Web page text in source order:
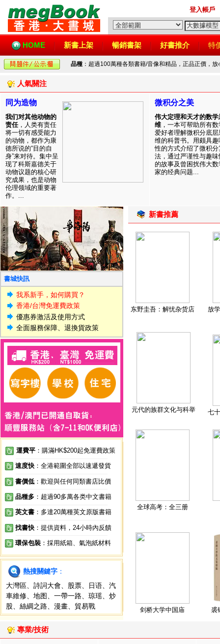
登入帳戶
HOME 新書上架 暢銷書架 好書推介 特
品種 ：超過100萬種各類書籍/音像和精品，正品正價，
人氣關注
同为造物
我们对其他动物的
责任，人类有责任
将一切有感受能力
的动物，都作为康
德所说的“目的自
身”来对待。集中呈
现了科斯嘉德关于
动物议题的核心研
究成果，也是动物
伦理领域的重要著
作。...
微积分之美
伟大定理和天才的数学
维 ，一本可帮助所有数
爱好者理解微积分底层
维的科普书。用颇具趣
性的方式介绍了微积分
法，通过严谨性与趣味
的故事及曾困扰伟大数
家的经典问题...
書城快訊
我系新手，如何購買？
香港/台灣免運費政策
優惠券激活及使用方式
全面服務保障、退換貨政策
運費平 ：購滿HK$200起免運費政策
速度快 ：全港範圍全部以速遞發貨
書價低 ：歡迎與任何同類書店比價
品種多 ：超過90多萬各类中文書籍
英文書 ：多達20萬種英文原版書籍
找書快 ：提供資料，24小時內反饋
環保包裝 ：採用紙箱、氣泡紙材料
熱搜關鍵字 ：
大灣區
詩詞大會 股票 日语
汽
車維修
地图 一帶一路 琼瑶
炒
股
絲綢之路 漫畫 貿易戰
新書推薦
东野圭吾：解忧杂货店 放
元代的族群文化与科举 七
全球高考：全三册
剑桥大学中国庙 裘
專業/技術